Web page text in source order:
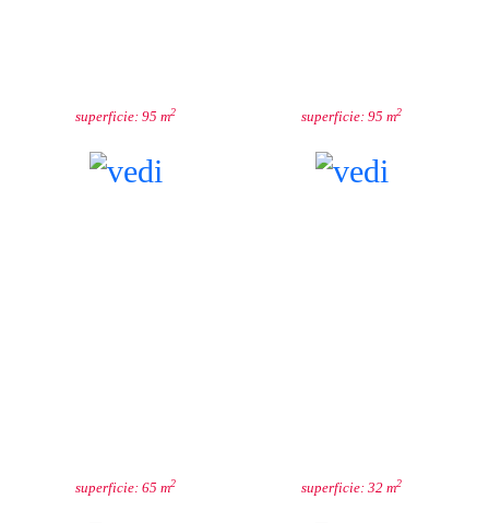
superficie: 95 m2 superficie: 95 m2
superficie: 65 m2 superficie: 32 m2